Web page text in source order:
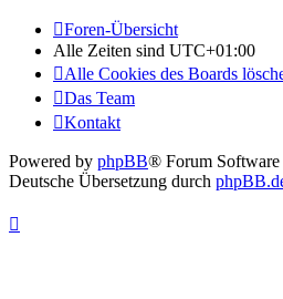
Foren-Übersicht
Alle Zeiten sind UTC+01:00
Alle Cookies des Boards
Das Team
Kontakt
Powered by phpBB® Forum
Deutsche Übersetzung durch